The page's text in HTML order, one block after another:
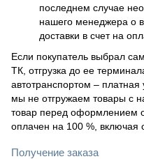
последнем случае
нашего менеджера о
доставки в счет на
Если покупатель выбрал
ТК, отгрузка до ее
автотранспортом –
мы не отгружаем товары с
товар перед оформлением
оплачен на 100 %, включая
Получение заказа